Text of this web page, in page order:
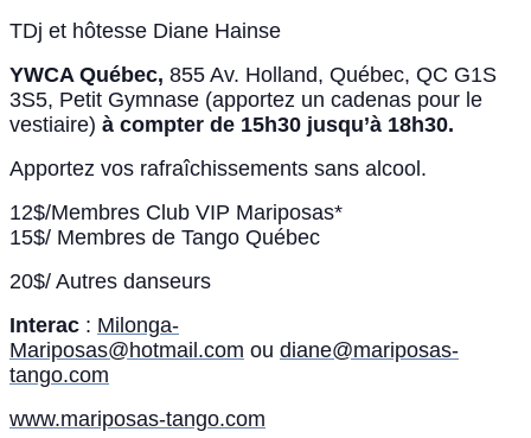
TDj et hôtesse Diane Hainse
YWCA Québec, 855 Av. Holland, Québec, QC G1S
3S5, Petit Gymnase (apportez un cadenas pour le
vestiaire) à compter de 15h30 jusqu’à 18h30.
Apportez vos rafraîchissements sans alcool.
12$/Membres Club VIP Mariposas*
15$/ Membres de Tango Québec
20$/ Autres danseurs
Interac : Milonga-
Mariposas@hotmail.com ou diane@mariposas-
tango.com
www.mariposas-tango.com